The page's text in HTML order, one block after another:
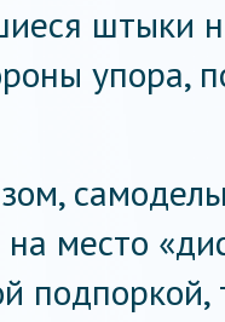
штыки
упора,
на место
подпоркой,